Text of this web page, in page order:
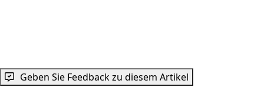
Geben Sie Feedback zu diesem Artikel